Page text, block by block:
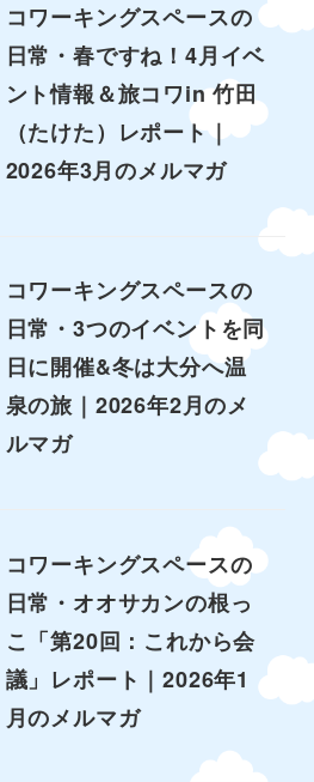
コワーキングスペースの
日常・春ですね！4月イベ
ント情報＆旅コワin 竹田
（たけた）レポート｜
2026年3月のメルマガ
コワーキングスペースの
日常・3つのイベントを同
日に開催&冬は大分へ温
泉の旅｜2026年2月のメ
ルマガ
コワーキングスペースの
日常・オオサカンの根っ
こ「第20回：これから会
議」レポート｜2026年1
月のメルマガ